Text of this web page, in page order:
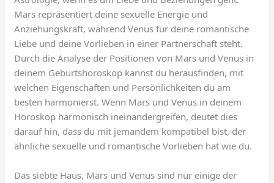
Mars repräsentiert deine sexuelle Energie und
Anziehungskraft, während Venus für deine romantische
Liebe und deine Vorlieben in einer Partnerschaft steht.
Durch die Analyse der Positionen von Mars und Venus in
deinem Geburtshoroskop kannst du herausfinden, mit
welchen Eigenschaften und Persönlichkeiten du am
besten harmonierst. Wenn Mars und Venus in deinem
Horoskop harmonisch ineinandergreifen, deutet dies
darauf hin, dass du mit jemandem kompatibel bist, der
ähnliche sexuelle und romantische Vorlieben hat wie du.
Das siebte Haus, Mars und Venus sind nur einige der